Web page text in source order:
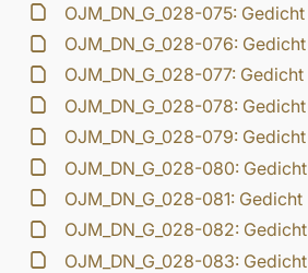
OJM_DN_G_028-075: Gedicht
OJM_DN_G_028-076: Gedicht
OJM_DN_G_028-077: Gedicht
OJM_DN_G_028-078: Gedicht
OJM_DN_G_028-079: Gedicht
OJM_DN_G_028-080: Gedicht
OJM_DN_G_028-081: Gedicht
OJM_DN_G_028-082: Gedicht
OJM_DN_G_028-083: Gedicht